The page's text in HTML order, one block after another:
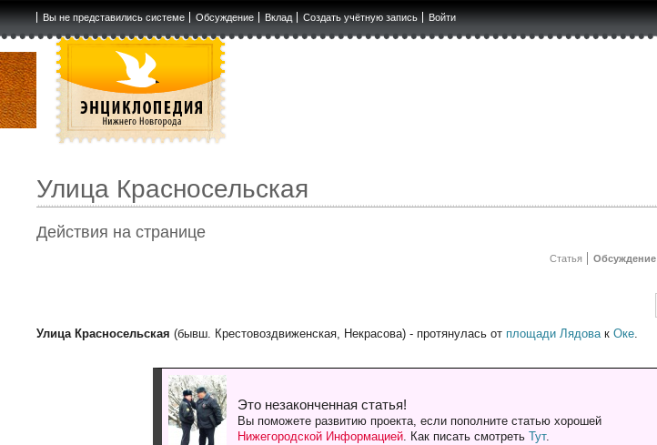
Вы не представились системе Обсуждение Вклад Создать учётную запись Войти
Улица Красносельская
Действия на странице
Статья Обсуждение
Улица Красносельская (бывш. Крестовоздвиженская, Некрасова) - протянулась от площади Лядова кОке
Это незаконченная статья!
Вы поможете развитию проекта, если пополните статью хорошей
Нижегородской Информацией. Как писать смотреть Тут.